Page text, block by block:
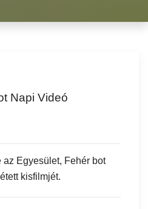
Napi Videó
Egyesület, Fehér bot
kisfilmjét.